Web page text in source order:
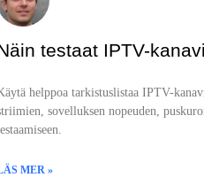
testaat IPTV-
helppoa tarkistuslistaa IPTV-
sovelluksen nopeuden,
MER »